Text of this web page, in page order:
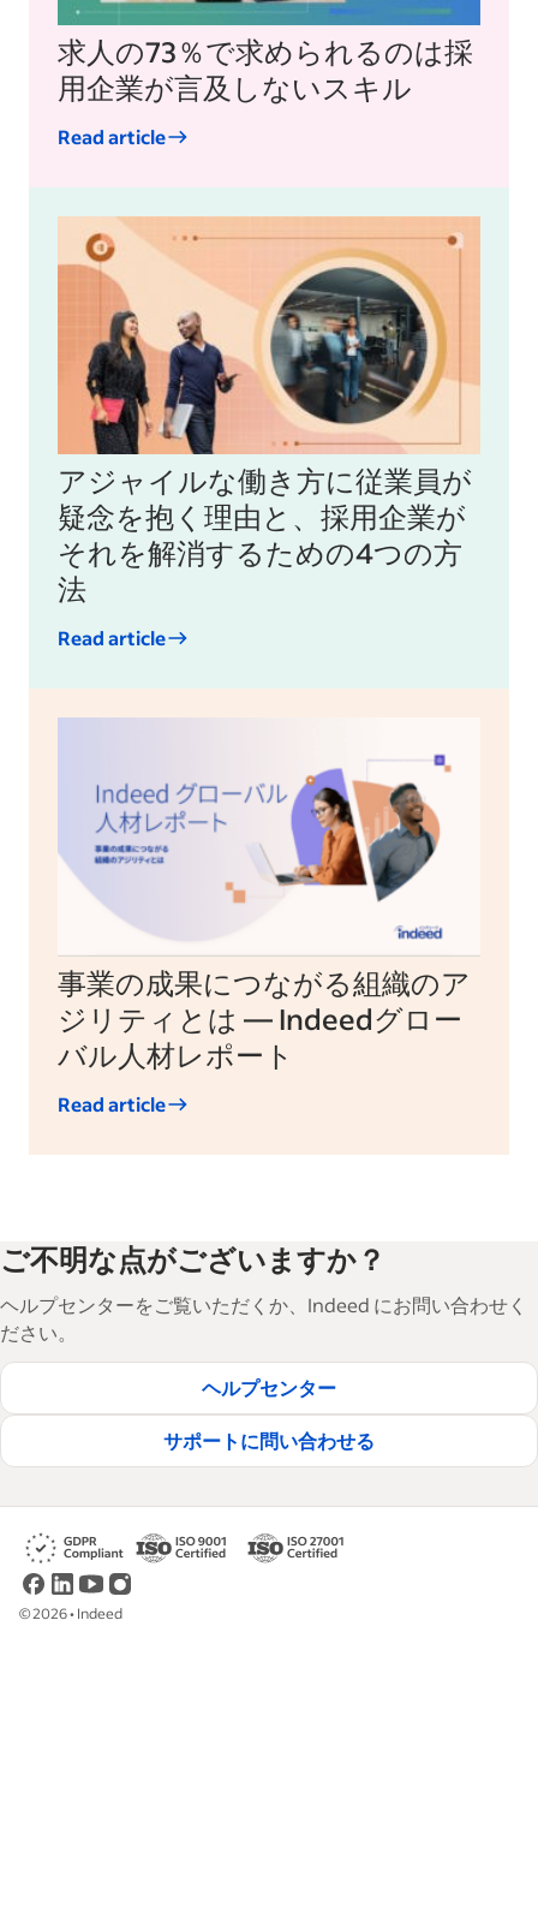
求人の73％で求められるのは採
用企業が言及しないスキル
Read article
アジャイルな働き方に従業員が
疑念を抱く理由と、採用企業が
それを解消するための4つの方
法
Read article
事業の成果につながる組織のア
ジリティとは — Indeedグロー
バル人材レポート
Read article
ご不明な点がございますか？
ヘルプセンターをご覧いただくか、Indeed にお問い合わせく
ださい。
ヘルプセンター
サポートに問い合わせる
©2026• Indeed